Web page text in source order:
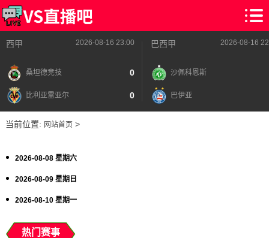
西甲 2026-08-16 23:00
桑坦德竞技 0
比利亚雷亚尔 0
巴西甲 2026-08-16
沙佩科恩斯
巴伊亚
当前位置: 网站首页>
2026-08-08 星期六
2026-08-09 星期日
2026-08-10 星期一
热门赛事